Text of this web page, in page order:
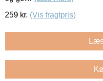
259 kr. (Vis fragtpris)